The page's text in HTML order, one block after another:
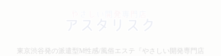
東京渋谷発の派遣型M性感/風俗エステ『やさしい開発専門店